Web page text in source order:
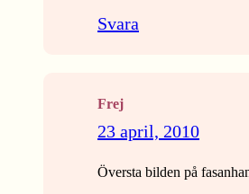
Svara
Frej
23 april, 2010
Översta bilden på